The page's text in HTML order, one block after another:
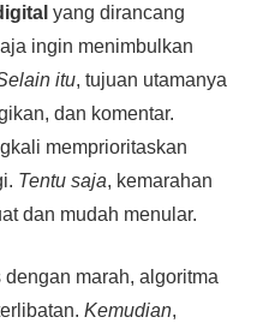
yang dirancang
ingin menimbulkan
itu, tujuan utamanya
dan komentar.
memprioritaskan
Tentu saja, kemarahan
dan mudah menular.
marah, algoritma
Kemudian,